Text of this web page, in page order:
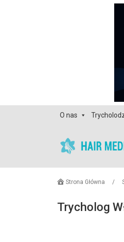
O nas
Strona Główna /
Trycholog